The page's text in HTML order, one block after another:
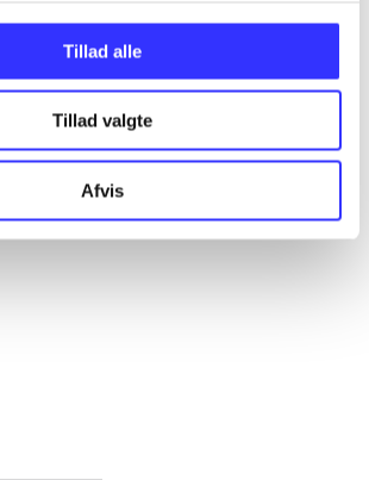
Tillad alle
Tillad valgte
Afvis